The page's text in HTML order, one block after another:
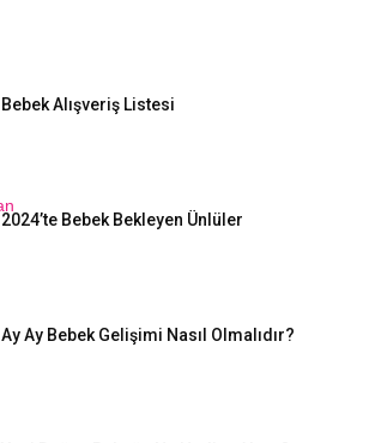
Bebek Alışveriş Listesi
2024’te Bebek Bekleyen Ünlüler
Ay Ay Bebek Gelişimi Nasıl Olmalıdır?